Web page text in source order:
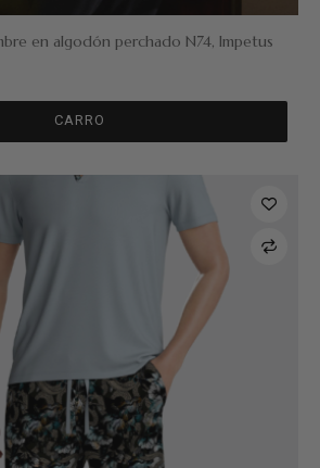
en algodón perchado N74, Impetus
CARRO